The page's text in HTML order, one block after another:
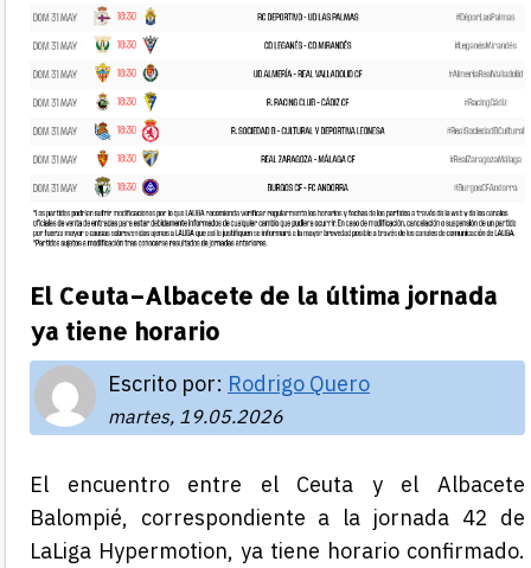
El Ceuta–Albacete de la última jornada
ya tiene horario
Escrito por: Rodrigo Quero
martes, 19.05.2026
El encuentro entre el Ceuta y el Albacete
Balompié, correspondiente a la jornada 42 de
LaLiga Hypermotion, ya tiene horario confirmado.